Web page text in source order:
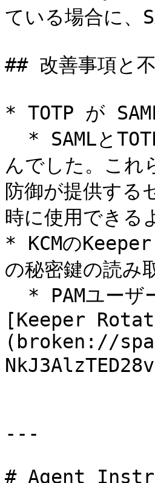
ている場合に、
## 改善事項と
* TOTP が
んでした。これ
防御が提供する
時に使用できる
* KCMの
の秘密鍵の読み
[Keeper
(broken://
---
# Agent